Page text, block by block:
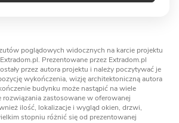
poglądowych widocznych na karcie projektu
Prezentowane przez Extradom.pl
przez autora projektu i należy poczytywać je
wykończenia, wizję architektoniczną autora
budynku może nastąpić na wiele
rozwiązania zastosowane w oferowanej
ilość, lokalizacje i wygląd okien, drzwi,
stopniu różnić się od prezentowanej